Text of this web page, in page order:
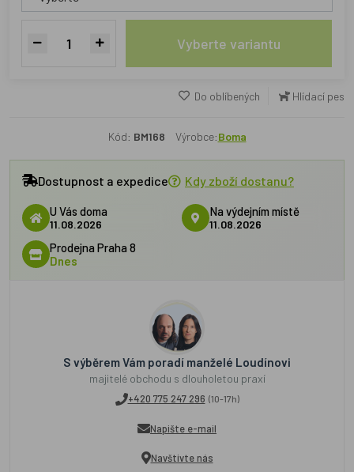
Vyberte variantu
Do oblíbených Hlídací pes
Kód: BM168 Výrobce:Boma
Dostupnost a expedice Kdy zboží dostanu?
U Vás doma
11.08.2026
Na výdejním místě
11.08.2026
Prodejna Praha 8
Dnes
S výběrem Vám poradí manželé Loudínovi
majitelé obchodu s dlouholetou praxí
+420 775 247 296 (10-17h)
Napište e-mail
Navštivte nás